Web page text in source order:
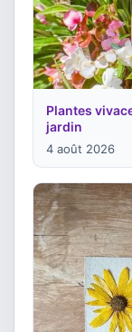
Plantes
jardin
4 août 2026